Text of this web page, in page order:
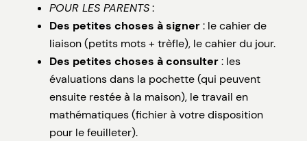
POUR LES PARENTS:
Des petites choses à signer: le cahier de
liaison (petits mots + trèfle), le cahier du jour.
Des petites choses à consulter: les
évaluations dans la pochette (qui peuvent
ensuite restée à la maison), le travail en
mathématiques (fichier à votre disposition
pour le feuilleter).